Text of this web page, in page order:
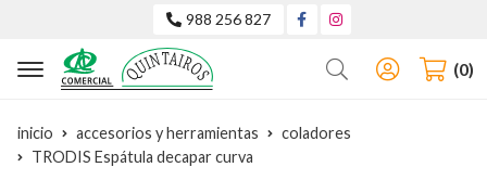
988 256 827
Buscar 0
inicio accesorios y herramientas
coladores
TRODIS Espátula decapar curva